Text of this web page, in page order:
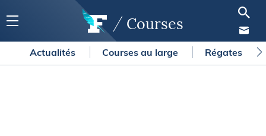
Courses
Actualités Courses au large Régates